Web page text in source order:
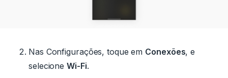
Nas Configurações, toque em Conexões, e
selecione Wi-Fi.